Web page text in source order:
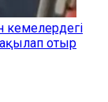
кемелердегі
отыр